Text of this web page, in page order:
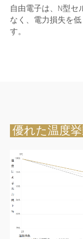
自由電子は、N型セ
なく、電力損失を低
す。
優れた温度